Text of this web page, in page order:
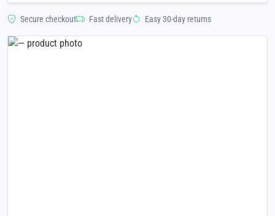
Secure checkout Fast delivery Easy 30-day returns